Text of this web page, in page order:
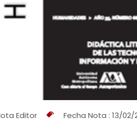
Editor Fecha Nota : 13/02/